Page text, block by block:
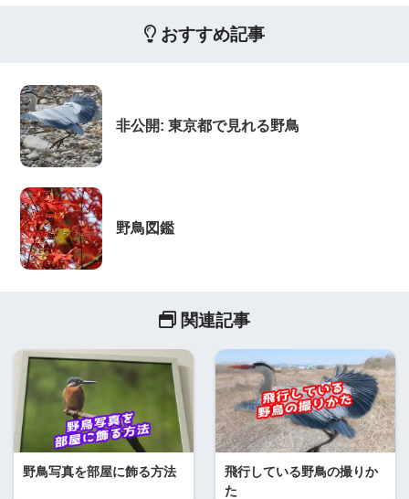
おすすめ記事
非公開: 東京都で見れる野鳥
野鳥図鑑
関連記事
野鳥写真を部屋に飾る方法
飛行している野鳥の撮りか
た